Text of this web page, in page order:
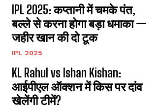
IPL 2025: कप्तानी में चमके पंत,
बल्ले से करना होगा बड़ा धमाका —
जहीर खान की दो टूक
IPL 2025
KL Rahul vs Ishan Kishan:
आईपीएल ऑक्शन में किस पर दांव
खेलेंगी टीमें?